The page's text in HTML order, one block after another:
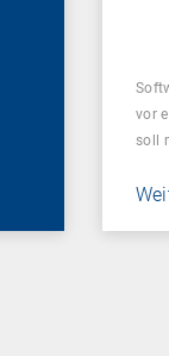
vor
soll